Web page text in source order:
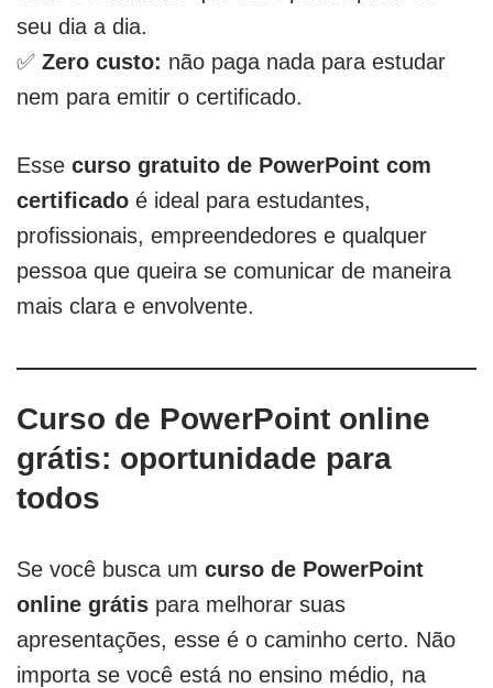
seu dia a dia.
✅ Zero custo: não paga nada para estudar
nem para emitir o certificado.
Esse curso gratuito de PowerPoint com
certificado é ideal para estudantes,
profissionais, empreendedores e qualquer
pessoa que queira se comunicar de maneira
mais clara e envolvente.
Curso de PowerPoint online
grátis: oportunidade para
todos
Se você busca um curso de PowerPoint
online grátis para melhorar suas
apresentações, esse é o caminho certo. Não
importa se você está no ensino médio, na